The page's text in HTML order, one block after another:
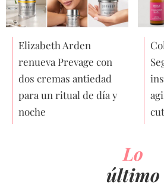
Elizabeth Arden
renueva Prevage con
dos cremas antiedad
para un ritual de día y
noche
Lo
último